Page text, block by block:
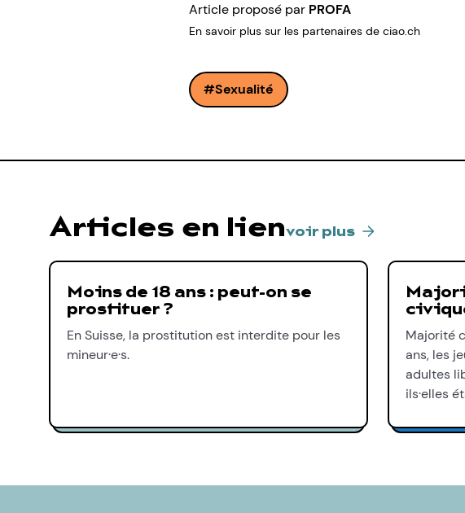
Article proposé par PROFA
En savoir plus sur les partenaires de ciao.ch
Sexualité
Articles en lienvoir plus
Moins de 18 ans : peut-on se
prostituer ?
En Suisse, la prostitution est interdite pour les
mineur·e·s.
Majorité
ans, les
adultes
ils·elles